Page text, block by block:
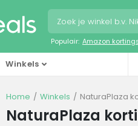
Populair: Amazon
Winkels
Home Winkels NaturaPlaza
NaturaPlaza